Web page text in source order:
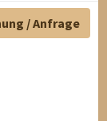
/ Anfrage